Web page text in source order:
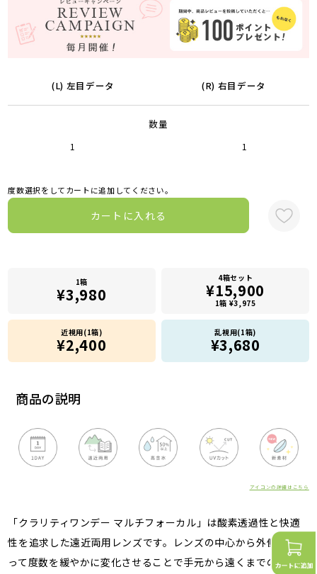
商品の説明
アイコンの詳細はこちら
「クラリティワンデー マルチフォーカル」は酸素透過性と快適
性を追求した遠近両用レンズです。レンズの中心から外側に向か
って度数を緩やかに変化させることで手元から遠くまでのピント
(L) 左目データ (R) 右目データ
数量
1 1
度数選択をしてカートに追加してください。
カートに入れる
1箱
¥3,980
4箱セット
¥15,900
1箱 ¥3,975
近視用(1箱)
¥2,400
乱視用(1箱)
¥3,680